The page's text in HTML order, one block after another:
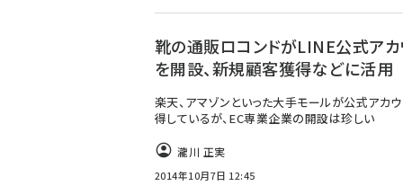
靴の通販ロコンドがLINE公式アカ
を開設、新規顧客獲得などに活用
楽天、アマゾンといった大手モールが公式アカ
得しているが、EC専業企業の開設は珍しい
瀧川 正実
2014年10月7日 12:45